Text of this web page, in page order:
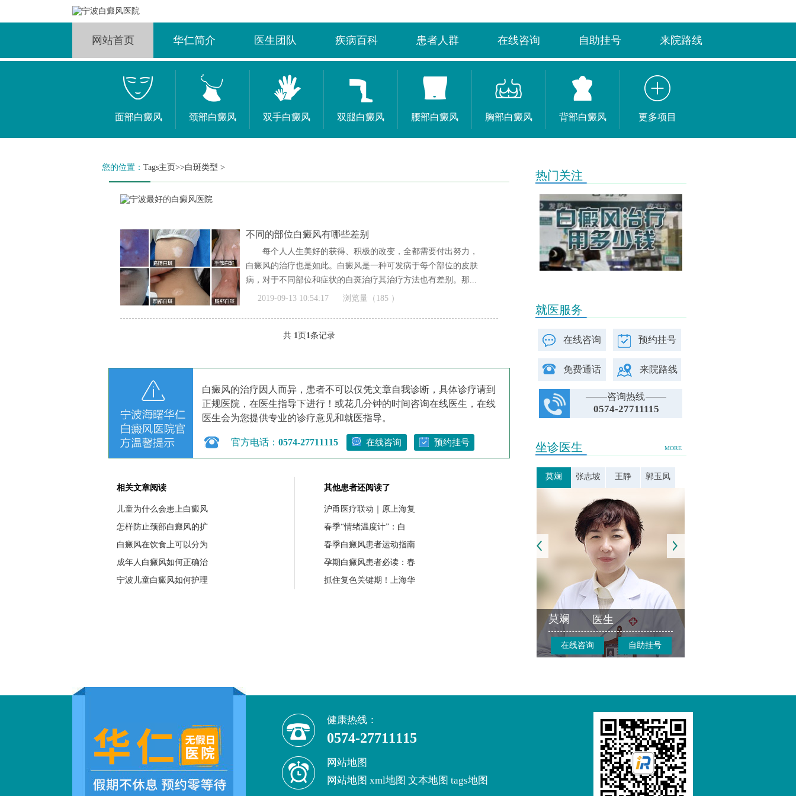
网站首页 华仁简介 医生团队 疾病百科 患者人群 在线咨询 自助挂号 来院路线
面部白癜风 颈部白癜风 双手白癜风 双腿白癜风 腰部白癜风 胸部白癜风 背部白癜风 更多项目
您的位置： Tags主页>>白斑类型 >
不同的部位白癜风有哪些差别
每个人人生美好的获得、积极的改变，全都需要付出努力，
白癜风的治疗也是如此。白癜风是一种可发病于每个部位的皮肤
病，对于不同部位和症状的白斑治疗其治疗方法也有差别。那...
[全文]
2019-09-13 10:54:17 浏览量（185 ）
共 1页1条记录
白癜风的治疗因人而异，患者不可以仅凭文章自我诊断，具体诊疗请到
正规医院，在医生指导下进行！或花几分钟的时间咨询在线医生，在线
医生会为您提供专业的诊疗意见和就医指导。
官方电话： 0574-27711115 在线咨询 预约挂号
相关文章阅读
儿童为什么会患上白癜风
怎样防止颈部白癜风的扩
白癜风在饮食上可以分为
成年人白癜风如何正确治
宁波儿童白癜风如何护理
其他患者还阅读了
沪甬医疗联动｜原上海复
春季“情绪温度计”：白
春季白癜风患者运动指南
孕期白癜风患者必读：春
抓住复色关键期！上海华
热门关注
就医服务
在线咨询 预约挂号
免费通话 来院路线
咨询热线
0574-27711115
MORE
坐诊医生
莫斓 张志坡 王静 郭玉凤
莫斓 医生
在线咨询 自助挂号
健康热线：
0574-27711115
网站地图
网站地图 xml地图 文本地图 tags地图